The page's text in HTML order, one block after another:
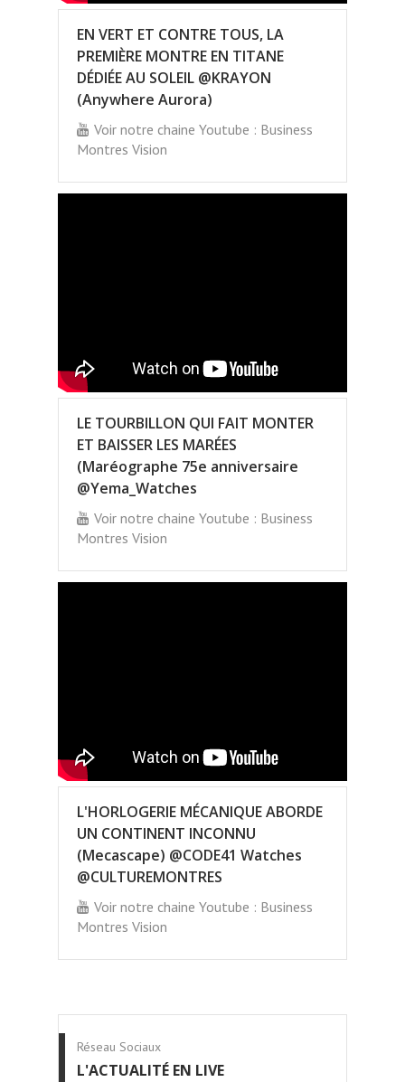
EN VERT ET CONTRE TOUS, LA
PREMIÈRE MONTRE EN TITANE
DÉDIÉE AU SOLEIL @KRAYON
(Anywhere Aurora)
Voir notre chaine Youtube : Business
Montres Vision
LE TOURBILLON QUI FAIT MONTER
ET BAISSER LES MARÉES
(Maréographe 75e anniversaire
@Yema_Watches
Voir notre chaine Youtube : Business
Montres Vision
L'HORLOGERIE MÉCANIQUE ABORDE
UN CONTINENT INCONNU
(Mecascape) @CODE41 Watches
@CULTUREMONTRES
Voir notre chaine Youtube : Business
Montres Vision
Réseau Sociaux
L'ACTUALITÉ EN LIVE